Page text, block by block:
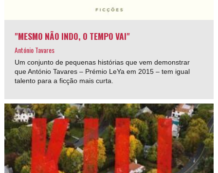
"MESMO NÃO INDO, O TEMPO VAI"
António Tavares
Um conjunto de pequenas histórias que vem demonstrar
que António Tavares – Prémio LeYa em 2015 – tem igual
talento para a ficção mais curta.